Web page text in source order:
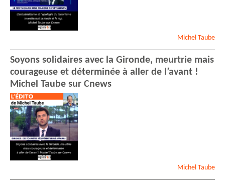
Michel Taube
Soyons solidaires avec la Gironde, meurtrie mais
courageuse et déterminée à aller de l’avant !
Michel Taube sur Cnews
Michel Taube